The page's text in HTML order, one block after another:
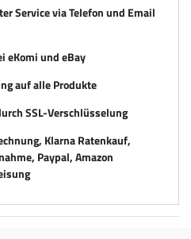
Service via Telefon und Email
eKomi und eBay
auf alle Produkte
SSL-Verschlüsselung
Klarna Ratenkauf,
Paypal, Amazon